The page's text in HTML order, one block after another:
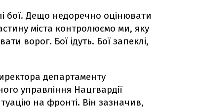
бої. Дещо недоречно оцінювати
міста контролюємо ми, яку
ворог. Бої ідуть. Бої запеклі,
департаменту
управління Нацгвардії
на фронті. Він зазначив,